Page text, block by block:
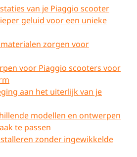
van je Piaggio scooter
geluid voor een unieke
zorgen voor
voor Piaggio scooters voor
aan het uiterlijk van je
modellen en ontwerpen
te passen
zonder ingewikkelde